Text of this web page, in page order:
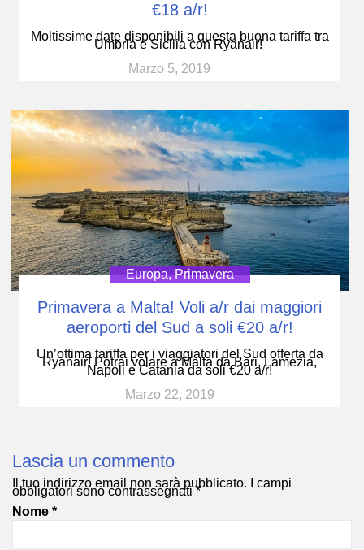
€18 a/r!
Moltissime date disponibili a questa buona tariffa tra
Umbria e Sicilia con Ryanair!
Marzo 5, 2019
Europa,Primavera
Primavera a Malta! Voli a/r dai maggiori
aeroporti del Sud a soli €20 a/r!
Un’ottima tariffa per i viaggiatori del Sud offerta da
Ryanair! Potrai volare a Malta da Bari, Lamezia,
Napoli e Catania da soli €20 a/r!
Marzo 22, 2019
Lascia un commento
Il tuo indirizzo email non sarà pubblicato. I campi
obbligatori sono contrassegnati*
Nome *